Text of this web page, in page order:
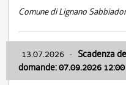
Comune di Lignano
13.07.2026 - Scadenza
domande: 07.09.2026 12:00